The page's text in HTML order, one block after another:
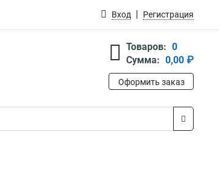
Вход Регистрация
Товаров: 0
Сумма: 0,00 ₽
Оформить заказ